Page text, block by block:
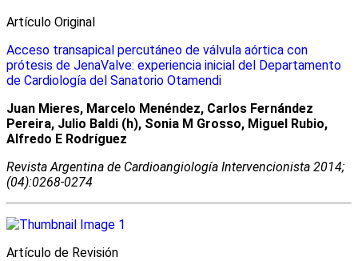
Artículo Original
Acceso transapical percutáneo de válvula aórtica con
prótesis de JenaValve: experiencia inicial del Departamento
de Cardiología del Sanatorio Otamendi
Juan Mieres, Marcelo Menéndez, Carlos Fernández
Pereira, Julio Baldi (h), Sonia M Grosso, Miguel Rubio,
Alfredo E Rodríguez
Revista Argentina de Cardioangiologí­a Intervencionista 2014;
(04):0268-0274
Artículo de Revisión